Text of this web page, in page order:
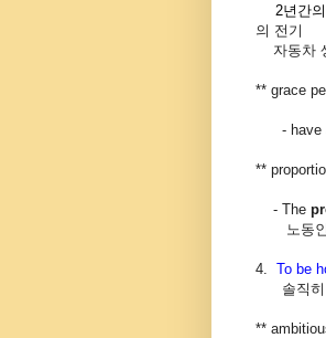
2년간의
의 전기
자동차
** grace
- have
**
- The
노동
4. To be
솔직히
**